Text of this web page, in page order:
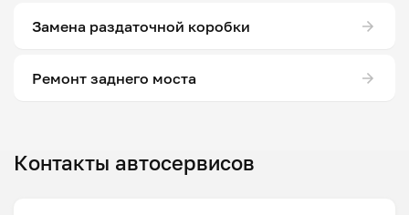
Замена раздаточной коробки
Ремонт заднего моста
Контакты автосервисов